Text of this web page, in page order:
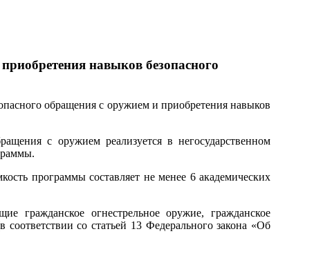
навыков безопасного
обраще­ния с оружием и приобретения навыков
с оружием реализует­ся в негосударственном
программы составляет не менее 6 академических
гражданское огнестрель­ное оружие, гражданское
со статьей 13 Федерального закона «Об